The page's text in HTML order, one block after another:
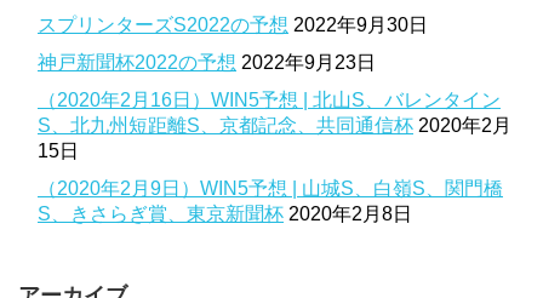
スプリンターズS2022の予想 2022年9月30日
神戸新聞杯2022の予想 2022年9月23日
（2020年2月16日）WIN5予想 | 北山S、バレンタイン
S、北九州短距離S、京都記念、共同通信杯 2020年2月
15日
（2020年2月9日）WIN5予想 | 山城S、白嶺S、関門橋
S、きさらぎ賞、東京新聞杯 2020年2月8日